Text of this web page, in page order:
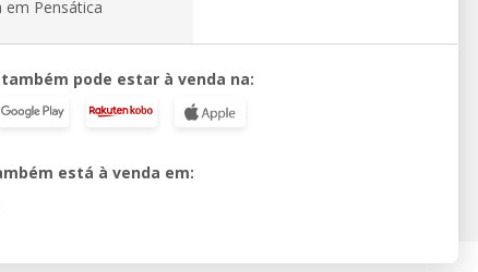
em Pensática
pode estar à venda na:
está à venda em: